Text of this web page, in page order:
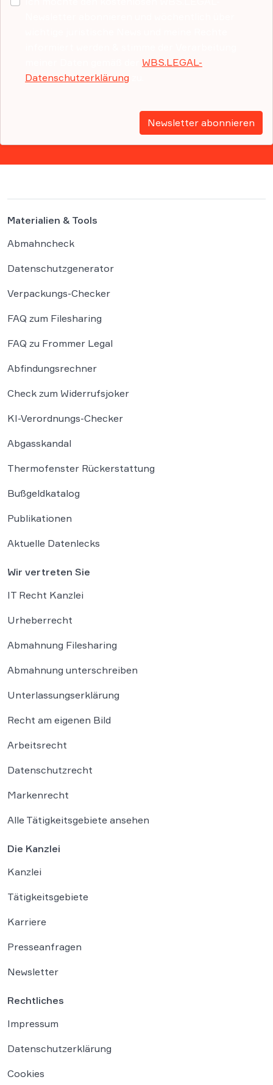
WBS.LEGAL-
Datenschutzerklärung
Newsletter abonnieren
Materialien & Tools
Abmahncheck
Datenschutzgenerator
Verpackungs-Checker
FAQ zum Filesharing
FAQ zu Frommer Legal
Abfindungsrechner
Check zum Widerrufsjoker
KI-Verordnungs-Checker
Abgasskandal
Thermofenster Rückerstattung
Bußgeldkatalog
Publikationen
Aktuelle Datenlecks
Wir vertreten Sie
IT Recht Kanzlei
Urheberrecht
Abmahnung Filesharing
Abmahnung unterschreiben
Unterlassungserklärung
Recht am eigenen Bild
Arbeitsrecht
Datenschutzrecht
Markenrecht
Alle Tätigkeitsgebiete ansehen
Die Kanzlei
Kanzlei
Tätigkeitsgebiete
Karriere
Presseanfragen
Newsletter
Rechtliches
Impressum
Datenschutzerklärung
Cookies